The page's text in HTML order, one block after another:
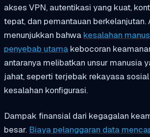
akses VPN, autentikasi yang kuat,
tepat, dan pemantauan berkelanjutan.
menunjukkan bahwa kesalahan
penyebab utama kebocoran
antaranya melibatkan unsur manusia
jahat, seperti terjebak rekayasa
kesalahan konfigurasi.
Dampak finansial dari kegagalan
besar. Biaya pelanggaran data